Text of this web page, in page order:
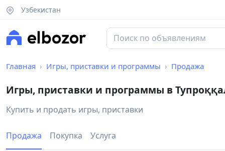
Узбекистан
Главная Игры, приставки и программы Продажа
Игры, приставки и программы в
Купить и продать игры, приставки
Продажа Покупка Услуга